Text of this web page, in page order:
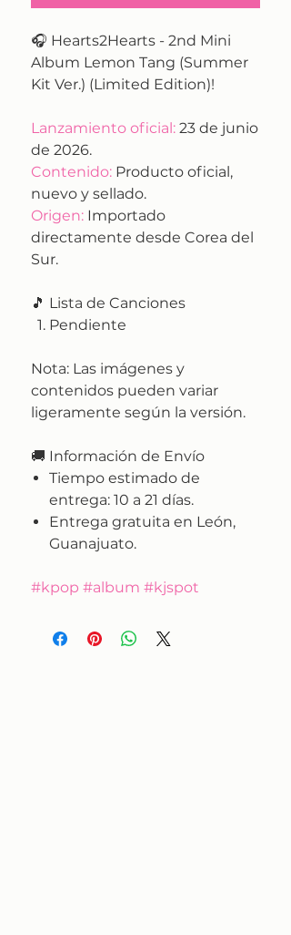
🎧 Hearts2Hearts - 2nd Mini
Album Lemon Tang (Summer
Kit Ver.) (Limited Edition)!
Lanzamiento oficial: 23 de junio
de 2026.
Contenido: Producto oficial,
nuevo y sellado.
Origen: Importado
directamente desde Corea del
Sur.
🎵 Lista de Canciones
Pendiente
Nota: Las imágenes y
contenidos pueden variar
ligeramente según la versión.
🚚 Información de Envío
Tiempo estimado de
entrega: 10 a 21 días.
Entrega gratuita en León,
Guanajuato.
#kpop #album #kjspot